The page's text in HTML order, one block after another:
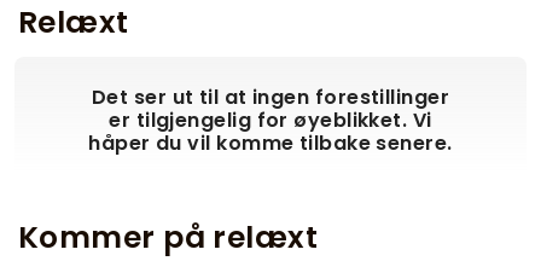
Relæxt
Det ser ut til at ingen forestillinger
er tilgjengelig for øyeblikket. Vi
håper du vil komme tilbake senere.
Kommer på relæxt